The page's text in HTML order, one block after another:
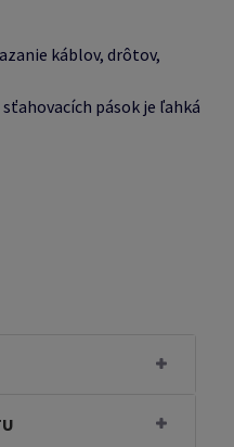
káblov, drôtov,
pások je ľahká